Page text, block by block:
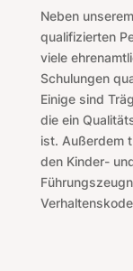
Neben
qualifizierten
viele
Schulungen
Einige sind
die ein
ist. Außerdem
den Kinder-